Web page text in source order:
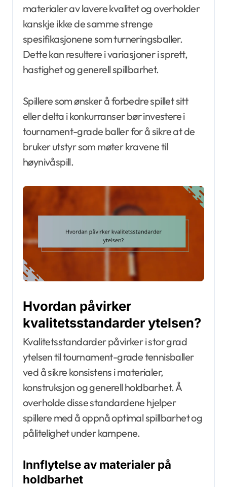
materialer av lavere kvalitet og overholder
kanskje ikke de samme strenge
spesifikasjonene som turneringsballer.
Dette kan resultere i variasjoner i sprett,
hastighet og generell spillbarhet.
Spillere som ønsker å forbedre spillet sitt
eller delta i konkurranser bør investere i
tournament-grade baller for å sikre at de
bruker utstyr som møter kravene til
høynivåspill.
Hvordan påvirker
kvalitetsstandarder ytelsen?
Kvalitetsstandarder påvirker i stor grad
ytelsen til tournament-grade tennisballer
ved å sikre konsistens i materialer,
konstruksjon og generell holdbarhet. Å
overholde disse standardene hjelper
spillere med å oppnå optimal spillbarhet og
pålitelighet under kampene.
Innflytelse av materialer på
holdbarhet